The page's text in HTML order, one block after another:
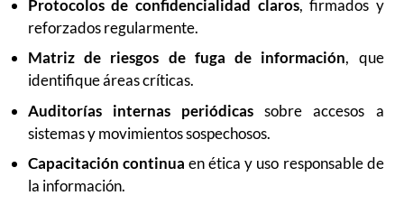
Protocolos de confidencialidad claros, firmados y
reforzados regularmente.
Matriz de riesgos de fuga de información, que
identifique áreas críticas.
Auditorías internas periódicas sobre accesos a
sistemas y movimientos sospechosos.
Capacitación continua en ética y uso responsable de
la información.